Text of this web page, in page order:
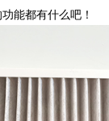
能都有什么吧！